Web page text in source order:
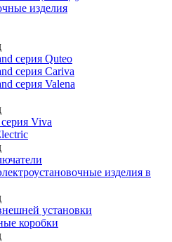
изделия
серия Quteo
серия Cariva
серия Valena
Viva
изделия в
установки
коробки